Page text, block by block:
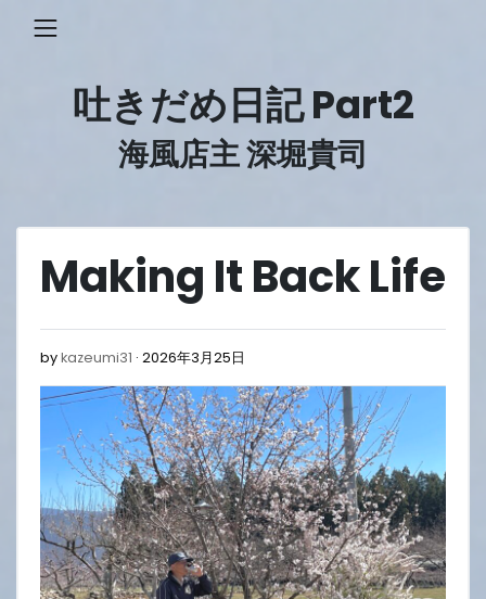
吐きだめ日記 Part2
海風店主 深堀貴司
Making It Back Life
bykazeumi31 2026年3月25日
3
月
25
日